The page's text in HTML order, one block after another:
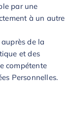
par une
à un autre
auprès de la
et des
compétente
Personnelles.